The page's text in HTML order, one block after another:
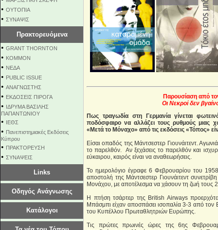
• ΟΥΤΟΠΙΑ
• ΣΥΝΑΨΙΣ
Πρακτορευόμενα
• GRANT THORNTON
• KOMMON
• NEΔΑ
• PUBLIC ISSUE
• ΑΝΑΓΝΩΣΤΗΣ
• ΕΚΔΟΣΕΙΣ ΠΙΡΟΓΑ
• ΙΔΡΥΜΑ ΒΑΣΙΛΗΣ
ΠΑΠΑΝΤΩΝΙΟΥ
• ΙΕΘΣ
• Πανεπιστημιακές Εκδόσεις
Κύπρου
• ΠΡΑΚΤΟΡΕΥΣΗ
• ΣΥΝΑΨΕΙΣ
Links
Οδηγός Ανάγνωσης
Κατάλογοι
Παρουσίαση από
Οι Νεκροί δεν
Πως τραγωδία στη Γερμανία γίνεται
ποδόσφαιρο να αλλάζει τους ρυθμούς μιας
«Μετά το Μόναχο» από τις εκδόσεις «Τόπος»
Είσαι οπαδός της Μάντσεστερ Γιουνάιτεντ.
το παρελθόν. Αν ξεχάσεις το παρελθόν και
εύκαιρου, καιρός είναι να αναθεωρήσεις.
Το ημερολόγιο έγραφε 6 Φεβρουαρίου του
αποστολή της Μάντσεστερ Γιουνάιτεντ
Μονάχου, με αποτέλεσμα να χάσουν τη ζωή τους
Η πτήση τσάρτερ της British Airways
Μπάσμπι είχαν αποσπάσει ισοπαλία 3-3 από τον
του Κυπέλλου Πρωταθλητριών Ευρώπης.
Τις πρώτες πρωινές ώρες της 6ης